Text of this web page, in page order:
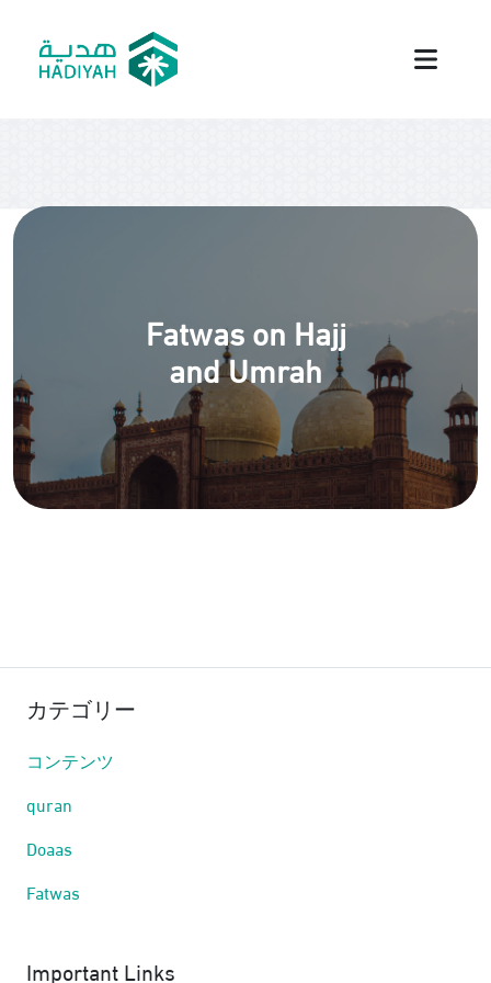
Fatwas on Hajj
and Umrah
カテゴリー
コンテンツ
quran
Doaas
Fatwas
Important Links